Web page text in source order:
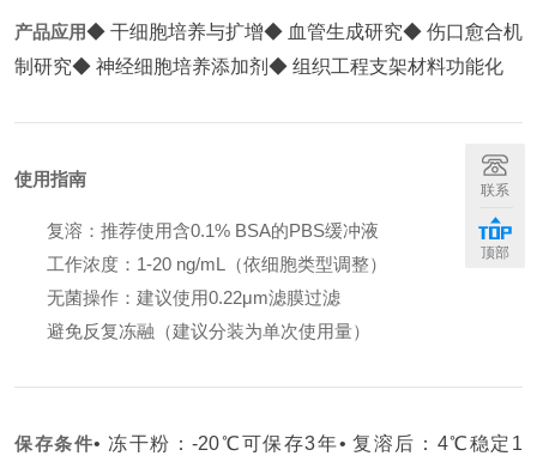
产品应用◆ 干细胞培养与扩增◆ 血管生成研究◆ 伤口愈合机
制研究◆ 神经细胞培养添加剂 ◆ 组织工程支架材料功能化
使用指南
复溶：推荐使用含0.1% BSA的PBS缓冲液
工作浓度：1-20 ng/mL（依细胞类型调整）
无菌操作：建议使用0.22μm滤膜过滤
避免反复冻融（建议分装为单次使用量）
保存条件• 冻干粉：-20℃可保存3年• 复溶后：4℃稳定1
联系
顶部